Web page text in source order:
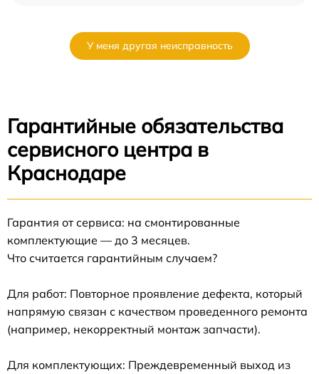
У меня другая неисправность
Гарантийные обязательства
сервисного центра в
Краснодаре
Гарантия от сервиса: на смонтированные
комплектующие — до 3 месяцев.
Что считается гарантийным случаем?
Для работ: Повторное проявление дефекта, который
напрямую связан с качеством проведенного ремонта
(например, некорректный монтаж запчасти).
Для комплектующих: Преждевременный выход из